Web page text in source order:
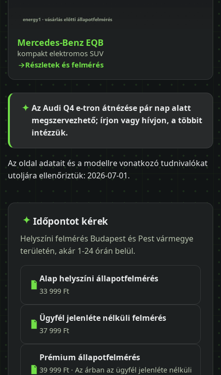
Mercedes-Benz EQB
kompakt elektromos SUV
Részletek és felmérés
Az Audi Q4 e-tron átnézése pár nap alatt
megszervezhető; írjon vagy hívjon, a többit
intézzük.
Az oldal adatait és a modellre vonatkozó tudnivalókat
utoljára ellenőriztük: 2026-07-01.
Időpontot kérek
Helyszíni felmérés Budapest és Pest vármegye
területén, akár 1-24 órán belül.
Alap helyszíni állapotfelmérés
33 999 Ft
Ügyfél jelenléte nélküli felmérés
37 999 Ft
Prémium állapotfelmérés
39 999 Ft · Az árban az ügyfél jelenléte nélküli